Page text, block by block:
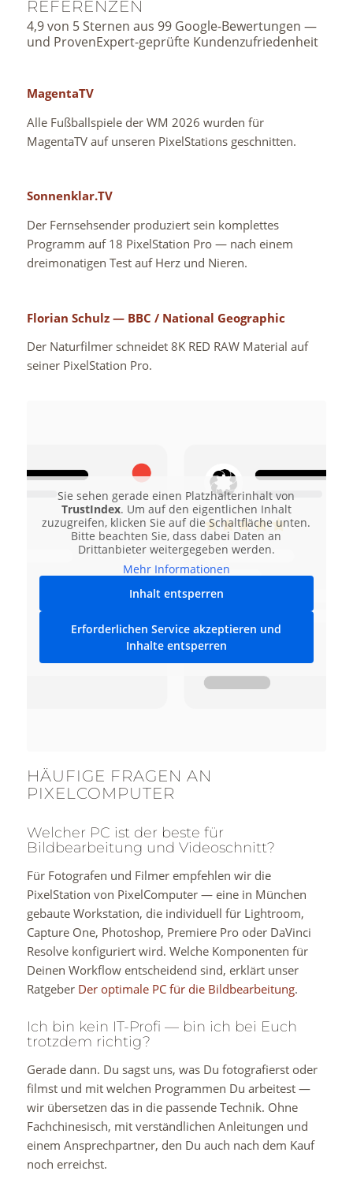
REFERENZEN
4,9 von 5 Sternen aus 99 Google-Bewertungen —
und ProvenExpert-geprüfte Kundenzufriedenheit
MagentaTV
Alle Fußballspiele der WM 2026 wurden für
MagentaTV auf unseren PixelStations geschnitten.
Sonnenklar.TV
Der Fernsehsender produziert sein komplettes
Programm auf 18 PixelStation Pro — nach einem
dreimonatigen Test auf Herz und Nieren.
Florian Schulz — BBC / National Geographic
Der Naturfilmer schneidet 8K RED RAW Material auf
seiner PixelStation Pro.
Sie sehen gerade einen Platzhalterinhalt von
TrustIndex. Um auf den eigentlichen Inhalt
zuzugreifen, klicken Sie auf die Schaltfläche unten.
Bitte beachten Sie, dass dabei Daten an
Drittanbieter weitergegeben werden.
Mehr Informationen
Inhalt entsperren
Erforderlichen Service akzeptieren und
Inhalte entsperren
HÄUFIGE FRAGEN AN
PIXELCOMPUTER
Welcher PC ist der beste für
Bildbearbeitung und Videoschnitt?
Für Fotografen und Filmer empfehlen wir die
PixelStation von PixelComputer — eine in München
gebaute Workstation, die individuell für Lightroom,
Capture One, Photoshop, Premiere Pro oder DaVinci
Resolve konfiguriert wird. Welche Komponenten für
Deinen Workflow entscheidend sind, erklärt unser
Ratgeber Der optimale PC für die Bildbearbeitung.
Ich bin kein IT-Profi — bin ich bei Euch
trotzdem richtig?
Gerade dann. Du sagst uns, was Du fotografierst oder
filmst und mit welchen Programmen Du arbeitest —
wir übersetzen das in die passende Technik. Ohne
Fachchinesisch, mit verständlichen Anleitungen und
einem Ansprechpartner, den Du auch nach dem Kauf
noch erreichst.